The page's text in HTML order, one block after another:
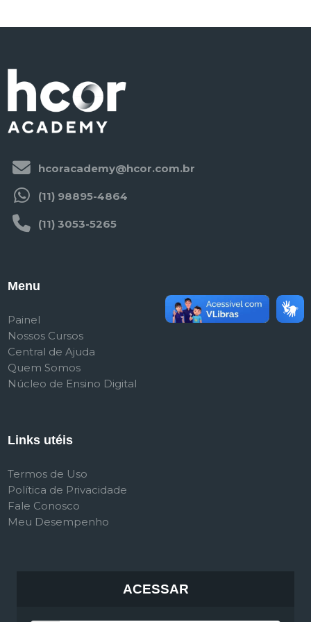
hcoracademy@hcor.com.br
(11) 98895-4864
(11) 3053-5265
Menu
Painel
Nossos Cursos
Central de Ajuda
Quem Somos
Núcleo de Ensino Digital
Links utéis
Termos de Uso
Política de Privacidade
Fale Conosco
Meu Desempenho
ACESSAR